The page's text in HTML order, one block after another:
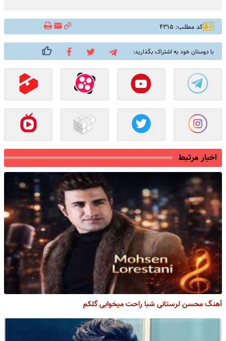
کد مطلب: ۴۳۱۵
با دوستان خود به اشتراک بگذارید:
اخبار مرتبط
آهنگ محسن لرستانی شبا راحت میخوابی گلکم